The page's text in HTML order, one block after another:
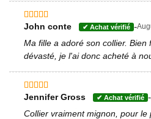
Note4
John conte -
Ma fille a adoré son collier.
dévasté, je l'ai donc acheté à
Note5sur 5
Jennifer Gross -
Collier vraiment mignon, pour le